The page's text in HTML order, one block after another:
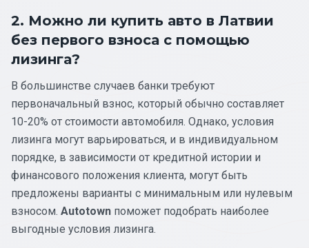
2. Можно ли купить авто в Латвии
без первого взноса с помощью
лизинга?
В большинстве случаев банки требуют
первоначальный взнос, который обычно составляет
10-20% от стоимости автомобиля. Однако, условия
лизинга могут варьироваться, и в индивидуальном
порядке, в зависимости от кредитной истории и
финансового положения клиента, могут быть
предложены варианты с минимальным или нулевым
взносом. Autotown поможет подобрать наиболее
выгодные условия лизинга.